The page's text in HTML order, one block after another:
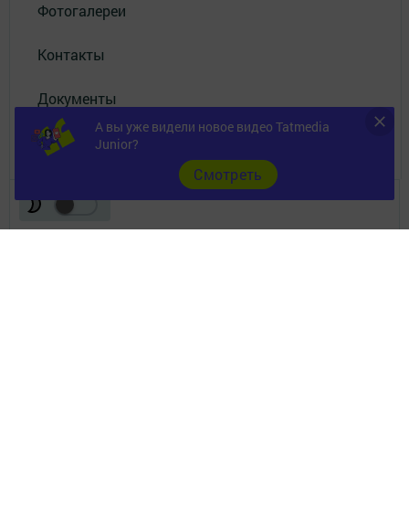
Фотогалереи
Контакты
Документы
Разное
А вы уже видели новое видео Tatmedia
Junior?
Cмотреть